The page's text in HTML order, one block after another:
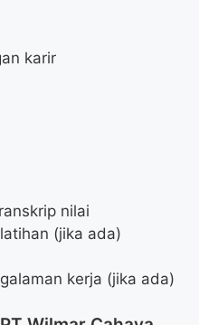
karir
nilai
(jika ada)
kerja (jika ada)